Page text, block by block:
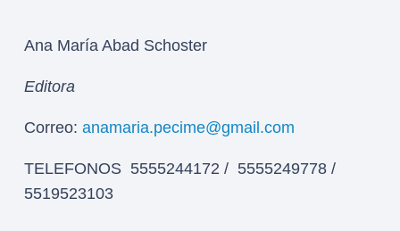
Ana María Abad Schoster
Editora
Correo: anamaria.pecime@gmail.com
TELEFONOS 5555244172 / 5555249778 /
5519523103